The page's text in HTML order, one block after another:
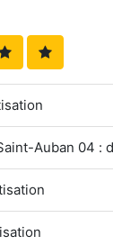
Auban 04 :